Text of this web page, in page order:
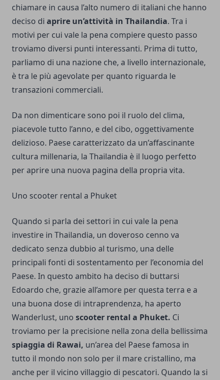
chiamare in causa l’alto numero di italiani che hanno
deciso di aprire un’attività in Thailandia. Tra i
motivi per cui vale la pena compiere questo passo
troviamo diversi punti interessanti. Prima di tutto,
parliamo di una nazione che, a livello internazionale,
è tra le più agevolate per quanto riguarda le
transazioni commerciali.
Da non dimenticare sono poi il ruolo del clima,
piacevole tutto l’anno, e del cibo, oggettivamente
delizioso. Paese caratterizzato da un’affascinante
cultura millenaria, la Thailandia è il luogo perfetto
per aprire una nuova pagina della propria vita.
Uno scooter rental a Phuket
Quando si parla dei settori in cui vale la pena
investire in Thailandia, un doveroso cenno va
dedicato senza dubbio al turismo, una delle
principali fonti di sostentamento per l’economia del
Paese. In questo ambito ha deciso di buttarsi
Edoardo che, grazie all’amore per questa terra e a
una buona dose di intraprendenza, ha aperto
Wanderlust, uno scooter rental a Phuket. Ci
troviamo per la precisione nella zona della bellissima
spiaggia di Rawai, un’area del Paese famosa in
tutto il mondo non solo per il mare cristallino, ma
anche per il vicino villaggio di pescatori. Quando la si